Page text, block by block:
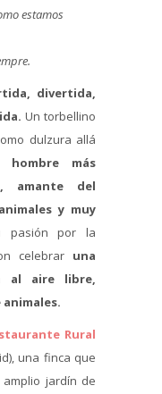
estamos
divertida,
Un torbellino
dulzura allá
hombre más
amante del
y muy
pasión por la
celebrar una
al aire libre,
Rural
una finca que
jardín de